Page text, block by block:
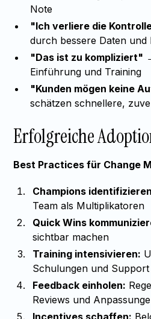
Note
"Ich verliere die
durch bessere Daten und
"Das ist zu kompliziert"
Einführung und Training
"Kunden mögen keine
schätzen schnellere,
Erfolgreiche
Best Practices für Change
Champions
Team als Multiplikatoren
Quick Wins
sichtbar machen
Training intensivieren:
Schulungen und Support
Feedback einholen:
Reviews und
Incentives schaffen: